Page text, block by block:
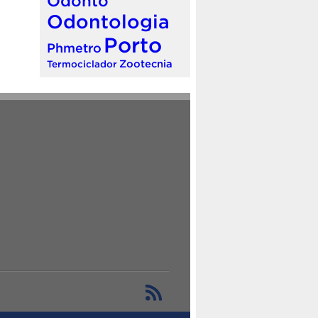
Odontologia
Phmetro Porto
Termociclador Zootecnia